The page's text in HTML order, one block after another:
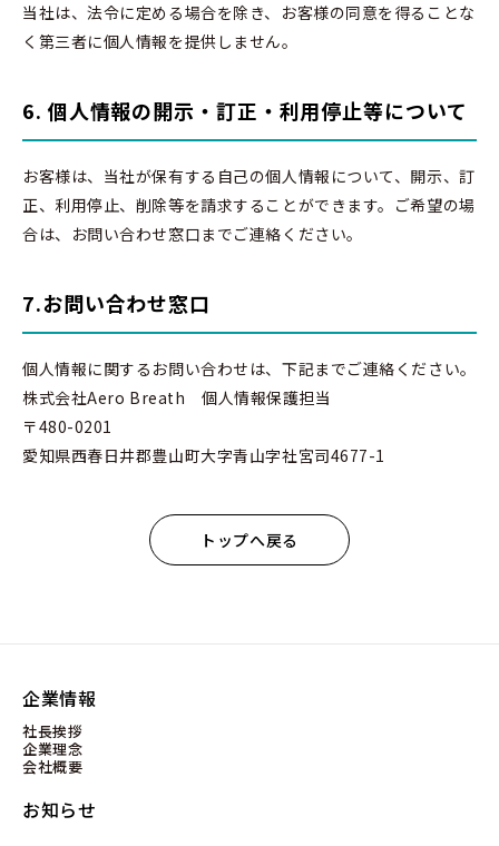
当社は、法令に定める場合を除き、お客様の同意を得ることな
く第三者に個人情報を提供しません。
6. 個人情報の開示・訂正・利用停止等について
お客様は、当社が保有する自己の個人情報について、開示、訂
正、利用停止、削除等を請求することができます。ご希望の場
合は、お問い合わせ窓口までご連絡ください。
7.お問い合わせ窓口
個人情報に関するお問い合わせは、下記までご連絡ください。
株式会社Aero Breath 個人情報保護担当
〒480-0201
愛知県西春日井郡豊山町大字青山字社宮司4677-1
トップへ戻る
企業情報
社長挨拶
企業理念
会社概要
お知らせ